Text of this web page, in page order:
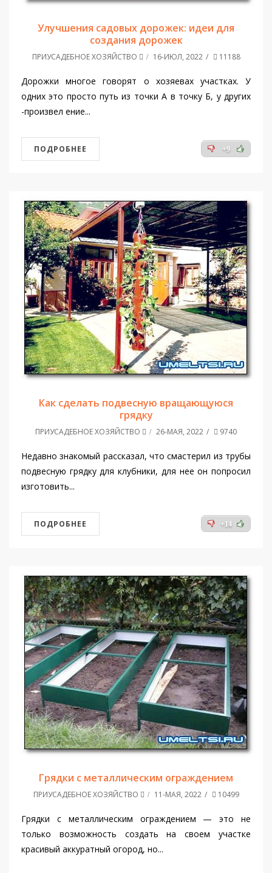
Улучшения садовых дорожек: идеи для
создания дорожек
ПРИУСАДЕБНОЕ ХОЗЯЙСТВО 16-ИЮЛ, 2022 11188
Дорожки многое говорят о хозяевах участках. У
одних это просто путь из точки А в точку Б, у других
-произвел ение...
+9
ПОДРОБНЕЕ
Как сделать подвесную вращающуюся
грядку
ПРИУСАДЕБНОЕ ХОЗЯЙСТВО 26-МАЯ, 2022 9740
Недавно знакомый рассказал, что смастерил из трубы
подвесную грядку для клубники, для нее он попросил
изготовить...
+14
ПОДРОБНЕЕ
Грядки с металлическим ограждением
ПРИУСАДЕБНОЕ ХОЗЯЙСТВО 11-МАЯ, 2022 10499
Грядки с металлическим ограждением — это не
только возможность создать на своем участке
красивый аккуратный огород, но...